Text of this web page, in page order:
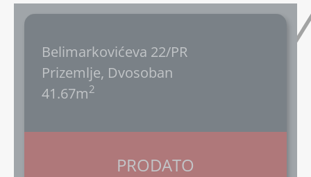
Belimarkovićeva 22/PR
Prizemlje, Dvosoban
41.67m2
PRODATO